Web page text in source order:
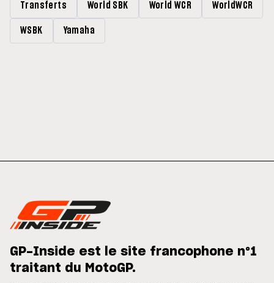
Transferts World SBK World WCR WorldWCR
WSBK Yamaha
GP-Inside est le site francophone n°1
traitant du MotoGP.